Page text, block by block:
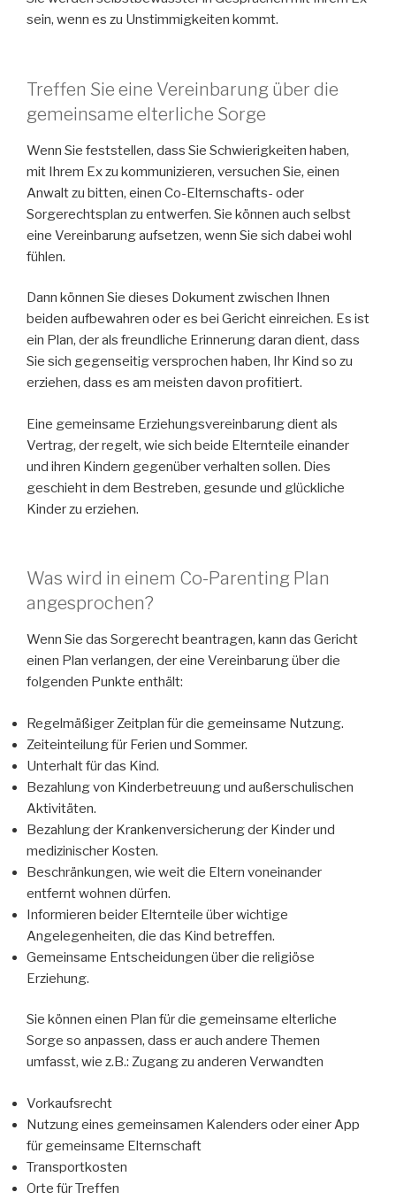
sein, wenn es zu Unstimmigkeiten kommt.
Treffen Sie eine Vereinbarung über die
gemeinsame elterliche Sorge
Wenn Sie feststellen, dass Sie Schwierigkeiten haben,
mit Ihrem Ex zu kommunizieren, versuchen Sie, einen
Anwalt zu bitten, einen Co-Elternschafts- oder
Sorgerechtsplan zu entwerfen. Sie können auch selbst
eine Vereinbarung aufsetzen, wenn Sie sich dabei wohl
fühlen.
Dann können Sie dieses Dokument zwischen Ihnen
beiden aufbewahren oder es bei Gericht einreichen. Es ist
ein Plan, der als freundliche Erinnerung daran dient, dass
Sie sich gegenseitig versprochen haben, Ihr Kind so zu
erziehen, dass es am meisten davon profitiert.
Eine gemeinsame Erziehungsvereinbarung dient als
Vertrag, der regelt, wie sich beide Elternteile einander
und ihren Kindern gegenüber verhalten sollen. Dies
geschieht in dem Bestreben, gesunde und glückliche
Kinder zu erziehen.
Was wird in einem Co-Parenting Plan
angesprochen?
Wenn Sie das Sorgerecht beantragen, kann das Gericht
einen Plan verlangen, der eine Vereinbarung über die
folgenden Punkte enthält:
Regelmäßiger Zeitplan für die gemeinsame Nutzung.
Zeiteinteilung für Ferien und Sommer.
Unterhalt für das Kind.
Bezahlung von Kinderbetreuung und außerschulischen
Aktivitäten.
Bezahlung der Krankenversicherung der Kinder und
medizinischer Kosten.
Beschränkungen, wie weit die Eltern voneinander
entfernt wohnen dürfen.
Informieren beider Elternteile über wichtige
Angelegenheiten, die das Kind betreffen.
Gemeinsame Entscheidungen über die religiöse
Erziehung.
Sie können einen Plan für die gemeinsame elterliche
Sorge so anpassen, dass er auch andere Themen
umfasst, wie z.B.: Zugang zu anderen Verwandten
Vorkaufsrecht
Nutzung eines gemeinsamen Kalenders oder einer App
für gemeinsame Elternschaft
Transportkosten
Orte für Treffen